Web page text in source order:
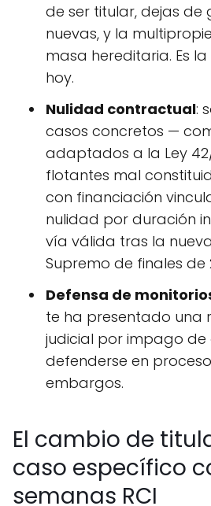
de ser titular, dejas de
nuevas, y la
masa hereditaria. Es
hoy.
Nulidad contractual:
casos concretos —
adaptados a la Ley
flotantes mal
con financiación
nulidad por duración
vía válida tras la
Supremo de finales de
Defensa de
te ha presentado una
judicial por impago de
defenderse en
embargos.
El cambio de
caso específico
semanas RCI